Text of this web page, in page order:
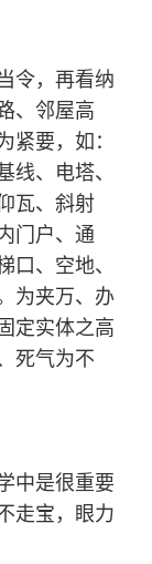
令，再看纳
、邻屋高
紧要，如：
线、电塔、
瓦、斜射
门户、通
口、空地、
为夹万、办
定实体之高
死气为不
中是很重要
走宝，眼力